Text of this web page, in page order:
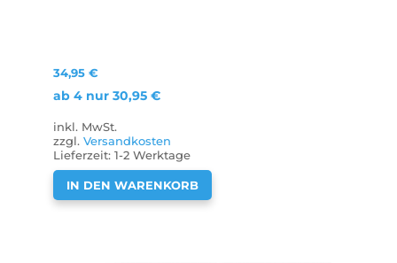
34,95 €
ab 4 nur 30,95 €
inkl. MwSt.
zzgl. Versandkosten
Lieferzeit: 1-2 Werktage
IN DEN WARENKORB